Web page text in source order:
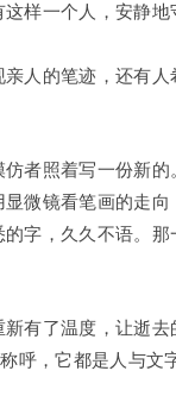
样一个人，安静
人的笔迹，还有
者照着写一份新
微镜看笔画的走
字，久久不语。
有了温度，让逝
呼，它都是人与文